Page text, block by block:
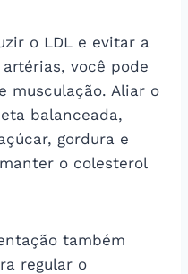
o LDL e evitar a
você pode
musculação. Aliar o
balanceada,
gordura e
o colesterol
também
regular o